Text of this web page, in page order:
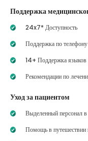
Поддержка
24x7* Доступность
Поддержка по телефону
14+ Поддержка языков
Рекомендации по
Уход за пациентом
Выделенный персонал в
Помощь в путешествии